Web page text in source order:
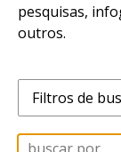
pesquisas,
outros.
Filtros de